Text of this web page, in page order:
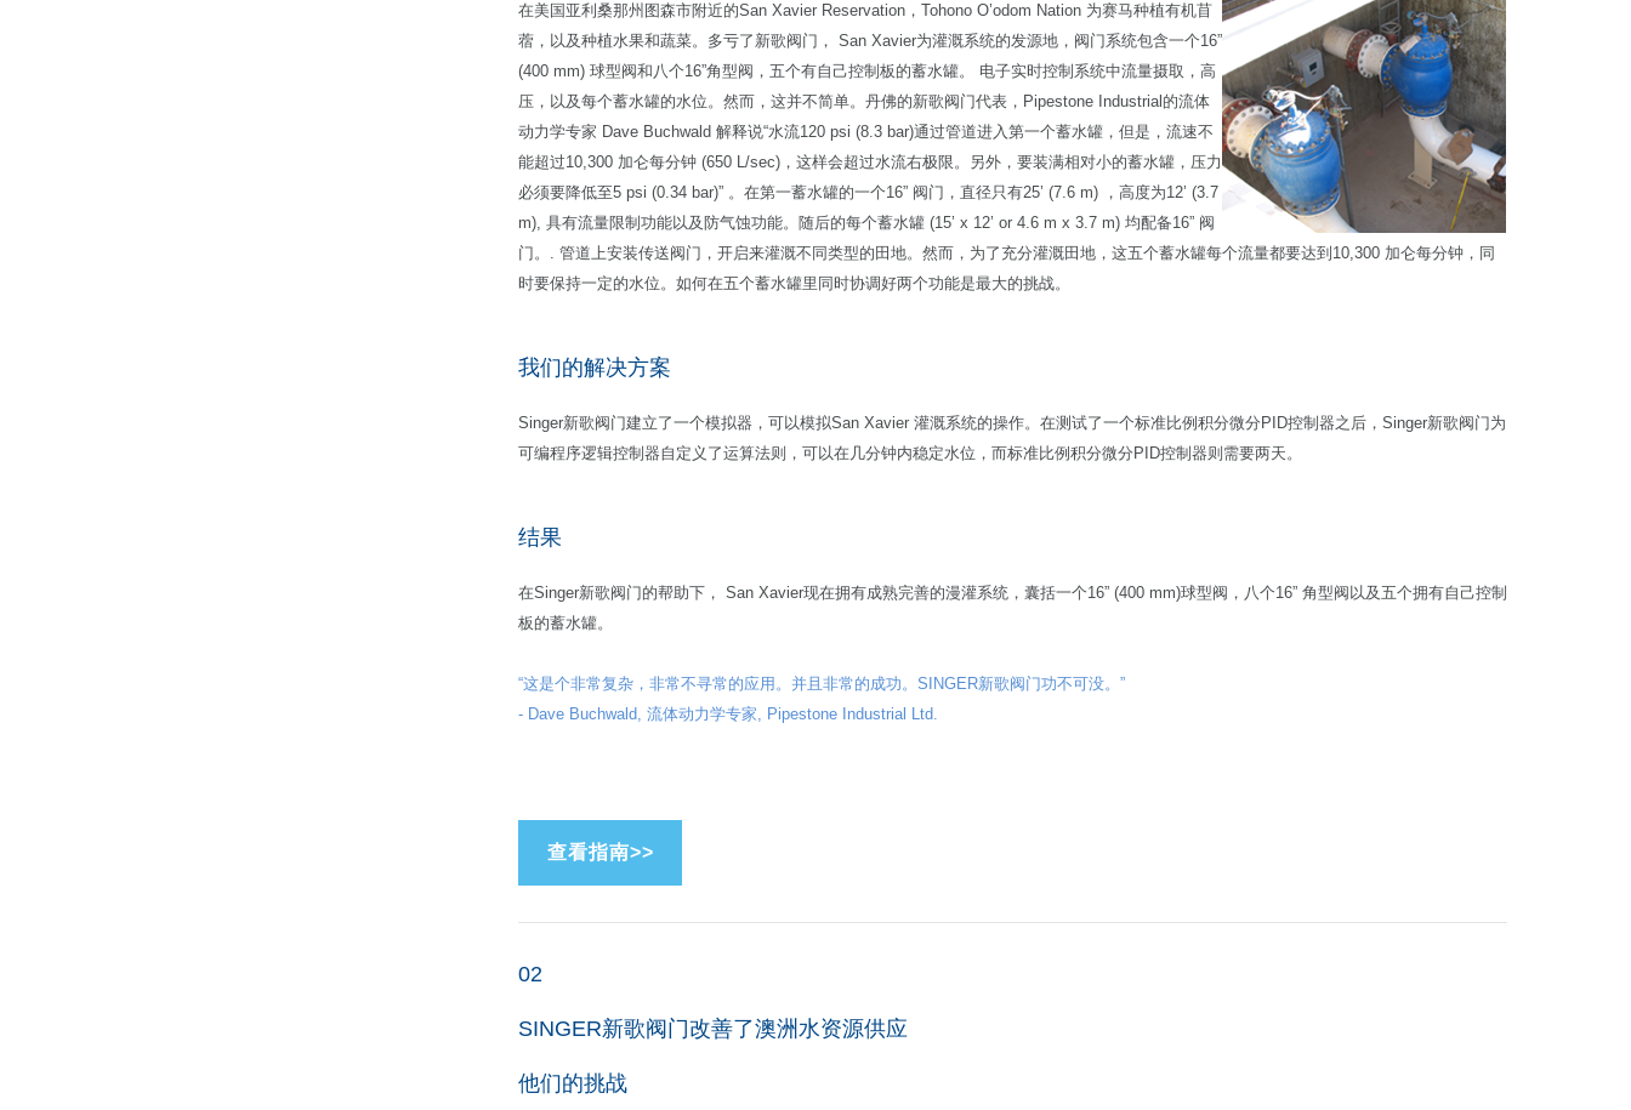
在美国亚利桑那州图森市附近的San Xavier Reservation，Tohono O’odom Nation 为赛马种植有机苜
蓿，以及种植水果和蔬菜。多亏了新歌阀门， San Xavier为灌溉系统的发源地，阀门系统包含一个16”
(400 mm) 球型阀和八个16”角型阀，五个有自己控制板的蓄水罐。 电子实时控制系统中流量摄取，高
压，以及每个蓄水罐的水位。然而，这并不简单。丹佛的新歌阀门代表，Pipestone Industrial的流体
动力学专家 Dave Buchwald 解释说“水流120 psi (8.3 bar)通过管道进入第一个蓄水罐，但是，流速不
能超过10,300 加仑每分钟 (650 L/sec)，这样会超过水流右极限。另外，要装满相对小的蓄水罐，压力
必须要降低至5 psi (0.34 bar)” 。在第一蓄水罐的一个16” 阀门，直径只有25’ (7.6 m) ，高度为12’ (3.7
m), 具有流量限制功能以及防气蚀功能。随后的每个蓄水罐 (15’ x 12’ or 4.6 m x 3.7 m) 均配备16” 阀
门。. 管道上安装传送阀门，开启来灌溉不同类型的田地。然而，为了充分灌溉田地，这五个蓄水罐每个流量都要达到10,300 加仑每分钟，同
时要保持一定的水位。如何在五个蓄水罐里同时协调好两个功能是最大的挑战。
我们的解决方案
Singer新歌阀门建立了一个模拟器，可以模拟San Xavier 灌溉系统的操作。在测试了一个标准比例积分微分PID控制器之后，Singer新歌阀门为
可编程序逻辑控制器自定义了运算法则，可以在几分钟内稳定水位，而标准比例积分微分PID控制器则需要两天。
结果
在Singer新歌阀门的帮助下， San Xavier现在拥有成熟完善的漫灌系统，囊括一个16” (400 mm)球型阀，八个16” 角型阀以及五个拥有自己控制
板的蓄水罐。
“这是个非常复杂，非常不寻常的应用。并且非常的成功。SINGER新歌阀门功不可没。”
- Dave Buchwald, 流体动力学专家, Pipestone Industrial Ltd.
02
SINGER新歌阀门改善了澳洲水资源供应
他们的挑战